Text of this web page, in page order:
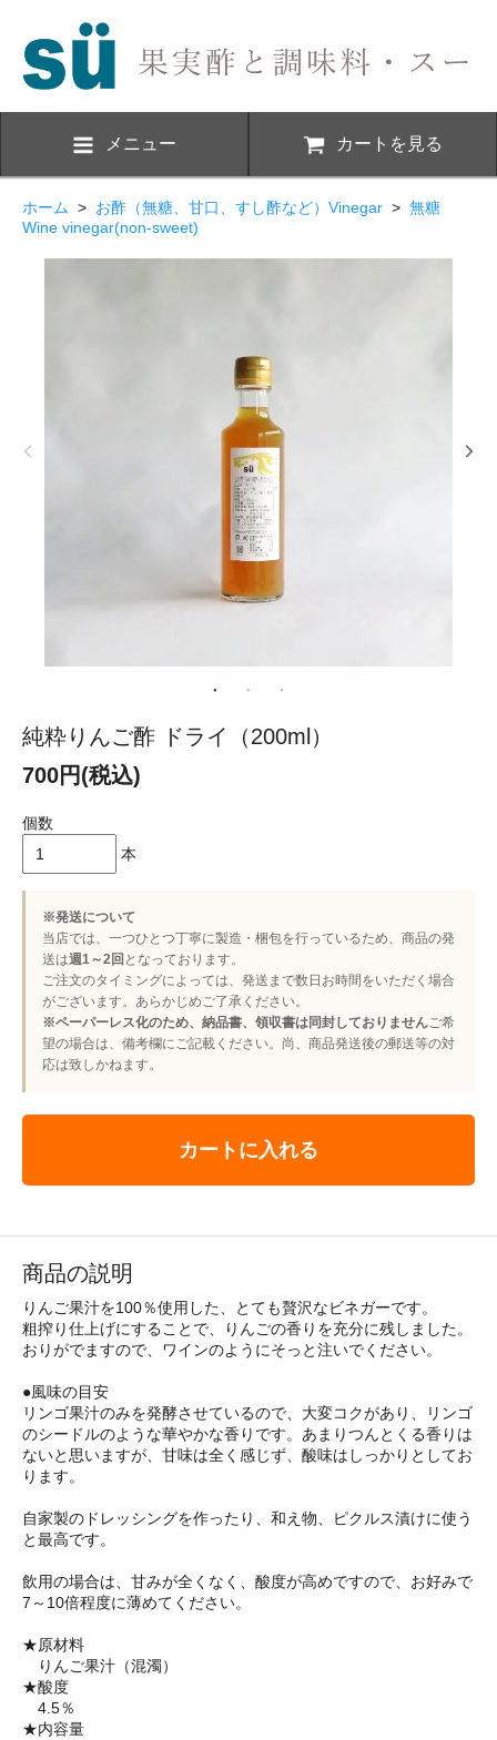
メニュー カートを見る
ホーム > お酢（無糖、甘口、すし酢など）Vinegar > 無糖
Wine vinegar(non-sweet)
純粋りんご酢 ドライ（200ml）
700円(税込)
個数
本
※発送について
当店では、一つひとつ丁寧に製造・梱包を行っているため、商品の発
送は週1～2回 となっております。
ご注文のタイミングによっては、発送まで数日お時間をいただく場合
がございます。あらかじめご了承ください。
※ペーパーレス化のため、納品書、領収書は同封しておりませんご希
望の場合は、備考欄にご記載ください。尚、商品発送後の郵送等の対
応は致しかねます。
カートに入れる
商品の説明
りんご果汁を100％使用した、とても贅沢なビネガーです。
粗搾り仕上げにすることで、りんごの香りを充分に残しました。
おりがでますので、ワインのようにそっと注いでください。
●風味の目安
リンゴ果汁のみを発酵させているので、大変コクがあり、リンゴ
のシードルのような華やかな香りです。あまりつんとくる香りは
ないと思いますが、甘味は全く感じず、酸味はしっかりとしてお
ります。
自家製のドレッシングを作ったり、和え物、ピクルス漬けに使う
と最高です。
飲用の場合は、甘みが全くなく、酸度が高めですので、お好みで
7～10倍程度に薄めてください。
★原材料
りんご果汁（混濁）
★酸度
4.5％
★内容量